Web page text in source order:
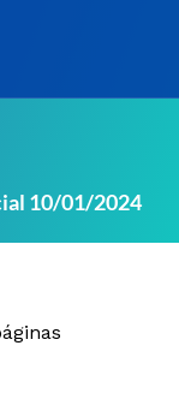
10/01/2024